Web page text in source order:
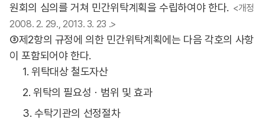
원회의 심의를 거쳐 민간위탁계획을 수립하여야 한다. <개정
2008. 2. 29., 2013. 3. 23 .>
③제2항의 규정에 의한 민간위탁계획에는 다음 각호의 사항
이 포함되어야 한다.
1. 위탁대상 철도자산
2. 위탁의 필요성ㆍ범위 및 효과
3. 수탁기관의 선정절차